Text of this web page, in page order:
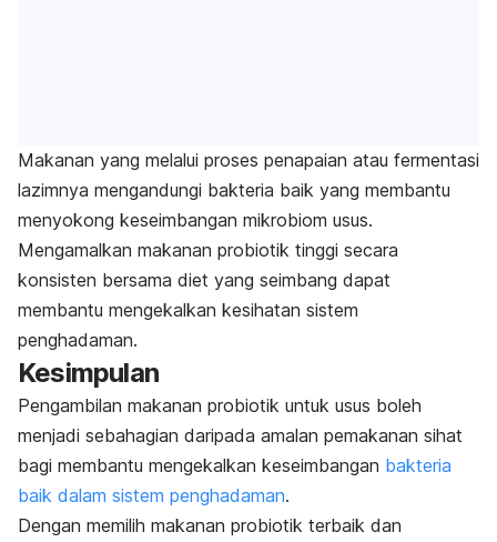
Makanan yang melalui proses penapaian atau fermentasi
lazimnya mengandungi bakteria baik yang membantu
menyokong keseimbangan mikrobiom usus.
Mengamalkan makanan probiotik tinggi secara
konsisten bersama diet yang seimbang dapat
membantu mengekalkan kesihatan sistem
penghadaman.
Kesimpulan
Pengambilan makanan probiotik untuk usus boleh
menjadi sebahagian daripada amalan pemakanan sihat
bagi membantu mengekalkan keseimbangan bakteria
baik dalam sistem penghadaman.
Dengan memilih makanan probiotik terbaik dan